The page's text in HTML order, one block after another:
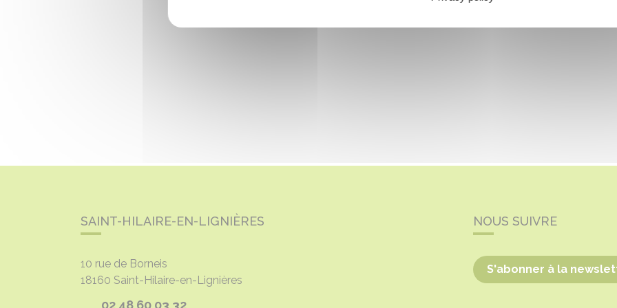
SAINT-HILAIRE-EN-LIGNIÈRES
10 rue de Borneis
18160 Saint-Hilaire-en-Lignières
NOUS SUIVRE
S'abonner à la